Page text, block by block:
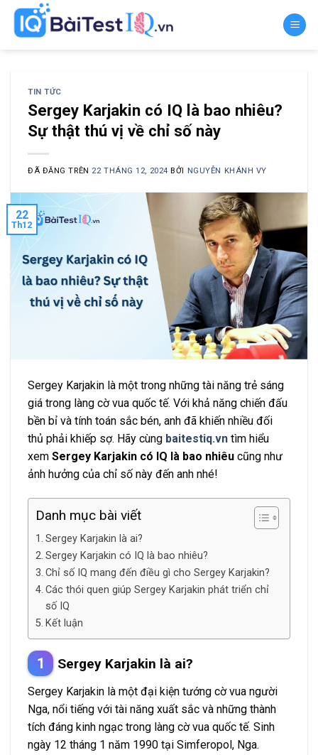
Chuyển
TIN TỨC
Sergey Karjakin có IQ là bao nhiêu?
Sự thật thú vị về chỉ số này
ĐÃ ĐĂNG TRÊN 22 THÁNG 12, 2024 BỞI NGUYỄN KHÁNH VY
22
Th12
Sergey Karjakin là một trong những tài năng trẻ sáng
giá trong làng cờ vua quốc tế. Với khả năng chiến đấu
bền bỉ và tính toán sắc bén, anh đã khiến nhiều đối
thủ phải khiếp sợ. Hãy cùng baitestiq.vn tìm hiểu
xem Sergey Karjakin có IQ là bao nhiêu cũng như
ảnh hưởng của chỉ số này đến anh nhé!
Danh mục bài viết
Sergey Karjakin là ai?
Sergey Karjakin có IQ là bao nhiêu?
Chỉ số IQ mang đến điều gì cho Sergey Karjakin?
Các thói quen giúp Sergey Karjakin phát triển chỉ
số IQ
Kết luận
Sergey Karjakin là ai?
Sergey Karjakin là một đại kiện tướng cờ vua người
Nga, nổi tiếng với tài năng xuất sắc và những thành
tích đáng kinh ngạc trong làng cờ vua quốc tế. Sinh
ngày 12 tháng 1 năm 1990 tại Simferopol, Nga.